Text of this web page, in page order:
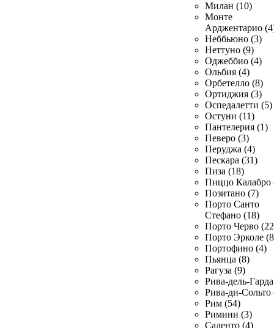
Милан (10)
Монте
Арджентарио
Неббьюно (3)
Неттуно (9)
Оджеббио (4)
Ольбия (4)
Орбетелло (8)
Ортиджия (3)
Оспедалетти (5)
Остуни (11)
Пантелерия (1)
Певеро (3)
Перуджа (4)
Пескара (31)
Пиза (18)
Пиццо Калабро
Позитано (7)
Порто Санто
Стефано (18)
Порто Черво
Порто Эрколе
Портофино (4)
Пьянца (8)
Рагуза (9)
Рива-дель-
Рива-ди-Сольто
Рим (54)
Римини (3)
Саленто (4)